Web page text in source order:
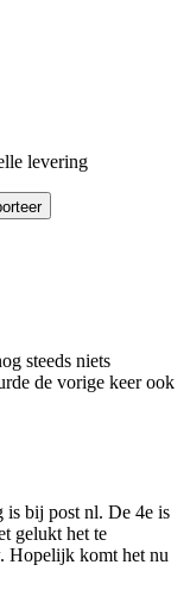
levering
steeds niets
de vorige keer ook
is bij post nl. De 4e is
gelukt het te
Hopelijk komt het nu